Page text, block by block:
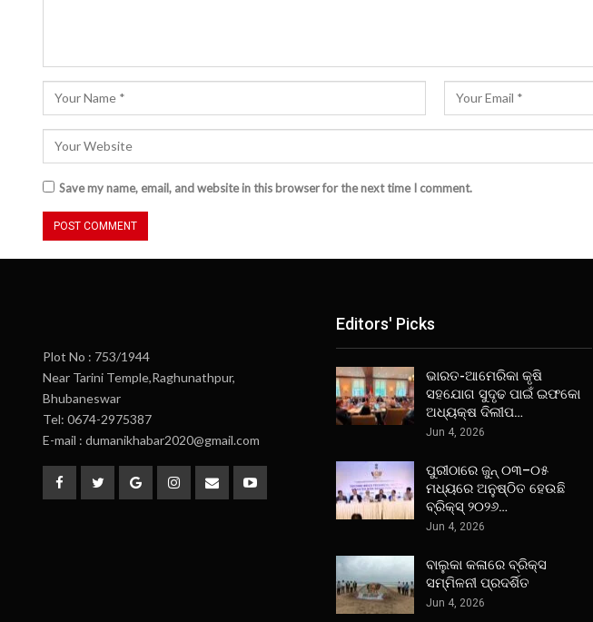
Save my name, email, and website in this browser for the next time I comment.
Plot No : 753/1944
Near Tarini Temple,Raghunathpur,
Bhubaneswar
Tel: 0674-2975387
E-mail : dumanikhabar2020@gmail.com
Editors' Picks
ଭାରତ-ଆମେରିକା କୃଷି
ସହଯୋଗ ସୁଦୃଢ ପାଇଁ ଇଫକୋ
ଅଧ୍ୟକ୍ଷ ଦିଲୀପ…
Jun 4, 2026
ପୁରୀଠାରେ ଜୁନ୍ ୦୩–୦୫
ମଧ୍ୟରେ ଅନୁଷ୍ଠିତ ହେଉଛି
ବ୍ରିକ୍ସ୍ ୨୦୨୬…
Jun 4, 2026
ବାଲୁକା କଳାରେ ବ୍ରିକ୍ସ
ସମ୍ମିଳନୀ ପ୍ରଦର୍ଶିତ
Jun 4, 2026